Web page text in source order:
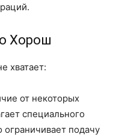
Хорош
хватает:
от некоторых
специального
подачу